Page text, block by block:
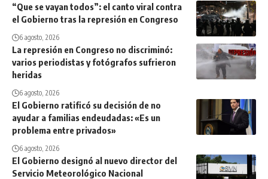
“Que se vayan todos”: el canto viral contra
el Gobierno tras la represión en Congreso
6 agosto, 2026
La represión en Congreso no discriminó:
varios periodistas y fotógrafos sufrieron
heridas
6 agosto, 2026
El Gobierno ratificó su decisión de no
ayudar a familias endeudadas: «Es un
problema entre privados»
6 agosto, 2026
El Gobierno designó al nuevo director del
Servicio Meteorológico Nacional